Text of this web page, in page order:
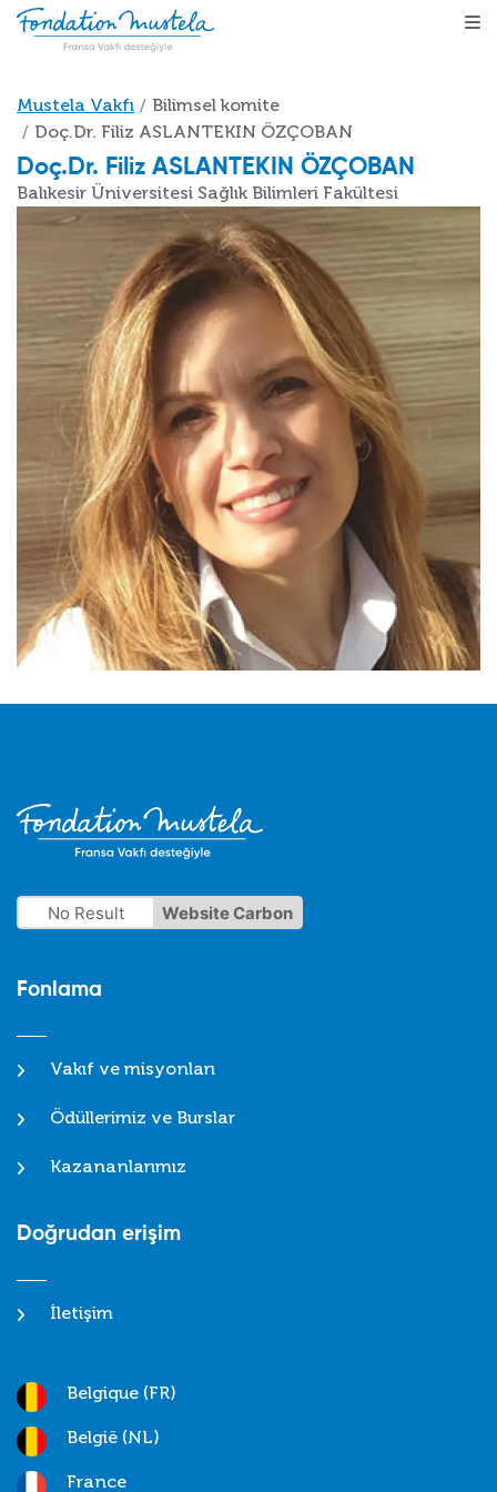
Ana içeriğe atla
Sayfa yolu
Mustela Vakfı
Bilimsel komite
Doç.Dr. Filiz ASLANTEKIN ÖZÇOBAN
Doç.Dr. Filiz ASLANTEKIN ÖZÇOBAN
Balıkesir Üniversitesi Sağlık Bilimleri Fakültesi
No Result Website Carbon
Fonlama
Vakıf ve misyonları
Ödüllerimiz ve Burslar
Kazananlarımız
Doğrudan erişim
İletişim
Belgique (FR)
België (NL)
France